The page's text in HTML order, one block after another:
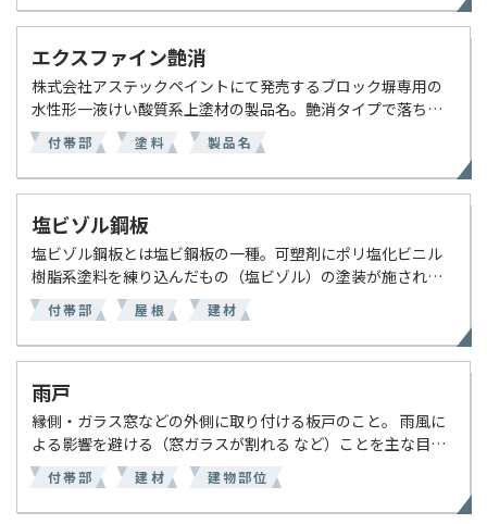
[…]
エクスファイン艶消
株式会社アステックペイントにて発売するブロック塀専用の
水性形一液けい酸質系上塗材の製品名。艶消タイプで落ち着
いた仕上がりとなり、艶消塗料の中では低汚染・透湿性に優
れている。 ・塗装可能な下地：ブロック塀のみ・適応下塗
材： […]
付帯部 塗料 製品名
塩ビゾル鋼板
塩ビゾル鋼板とは塩ビ鋼板の一種。可塑剤にポリ塩化ビニル
樹脂系塗料を練り込んだもの（塩ビゾル）の塗装が施された
鋼板のこと。主に屋根・外壁などの外部環境で使われる。塩
ビゾル鋼板の場合、表面に特有のしわ模様が確認できる。 な
お […]
付帯部 屋根 建材
雨戸
縁側・ガラス窓などの外側に取り付ける板戸のこと。 雨風に
よる影響を避ける（窓ガラスが割れる など）ことを主な目的
として、国内ではほとんどの家屋に設置されている。 大きく
分けて、雨戸を収納する戸袋を必要としない「シャッター
[…]
付帯部 建材 建物部位